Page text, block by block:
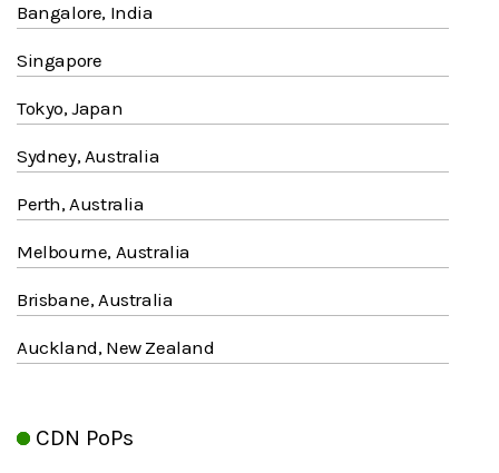
Bangalore, India
Singapore
Tokyo, Japan
Sydney, Australia
Perth, Australia
Melbourne, Australia
Brisbane, Australia
Auckland, New Zealand
CDN PoPs